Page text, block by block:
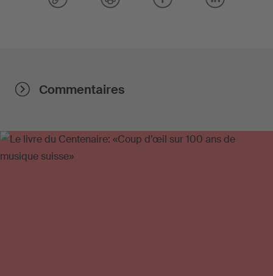
Commentaires